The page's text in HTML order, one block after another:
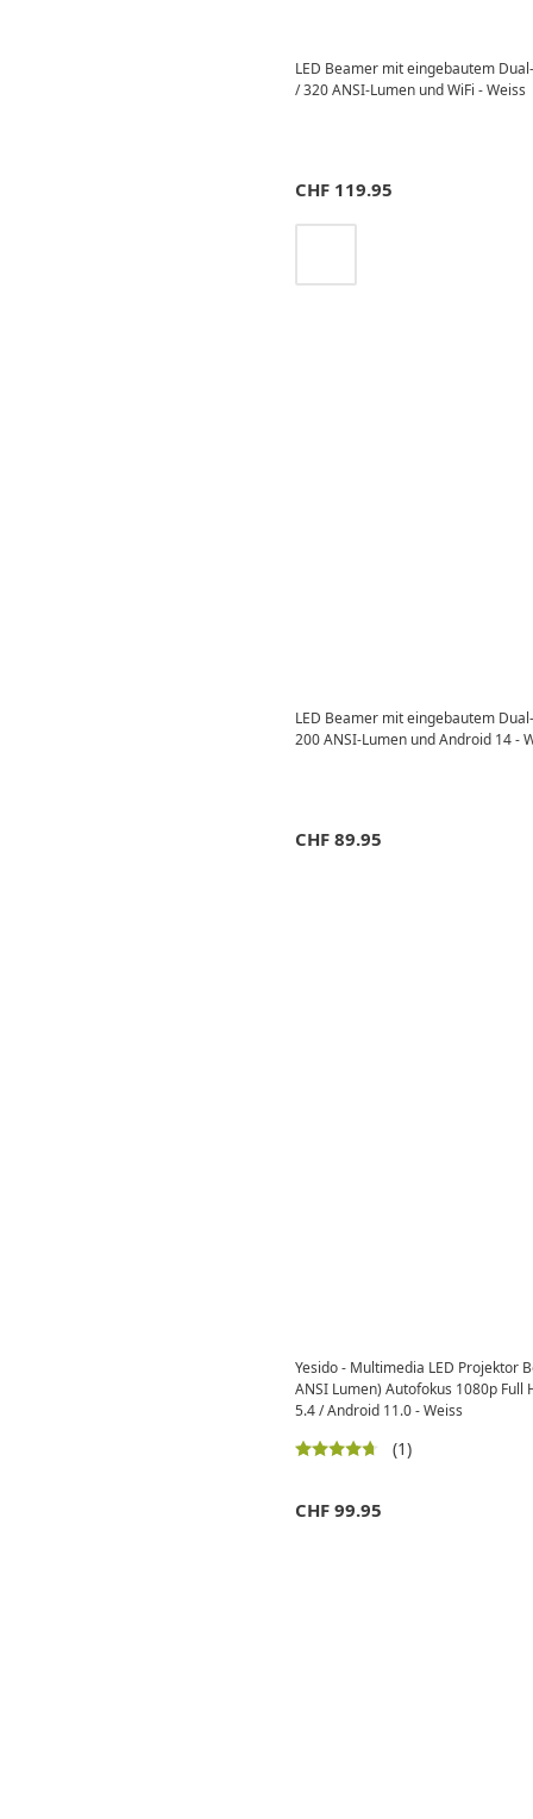
LED Beamer mit eingebautem
/ 320 ANSI-Lumen und WiFi - Weiss
CHF 119.95
LED Beamer mit eingebautem
200 ANSI-Lumen und Android 14 -
CHF 89.95
Yesido - Multimedia LED Projektor
ANSI Lumen) Autofokus 1080p Full
5.4 / Android 11.0 - Weiss
(1)
CHF 99.95